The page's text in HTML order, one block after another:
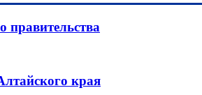
правительства
края